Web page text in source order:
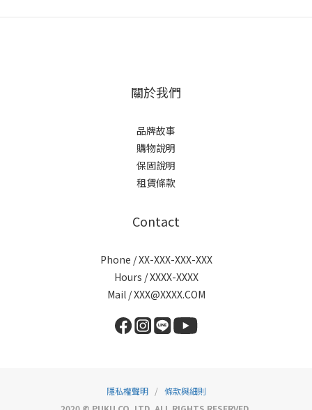
關於我們
品牌故事
購物說明
保固說明
租賃條款
Contact
Phone / XX-XXX-XXX-XXX
Hours / XXXX-XXXX
Mail / XXX@XXXX.COM
隱私權聲明/ 條款與細則